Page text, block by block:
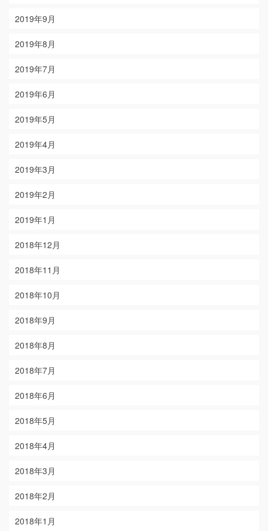
2019年9月
2019年8月
2019年7月
2019年6月
2019年5月
2019年4月
2019年3月
2019年2月
2019年1月
2018年12月
2018年11月
2018年10月
2018年9月
2018年8月
2018年7月
2018年6月
2018年5月
2018年4月
2018年3月
2018年2月
2018年1月